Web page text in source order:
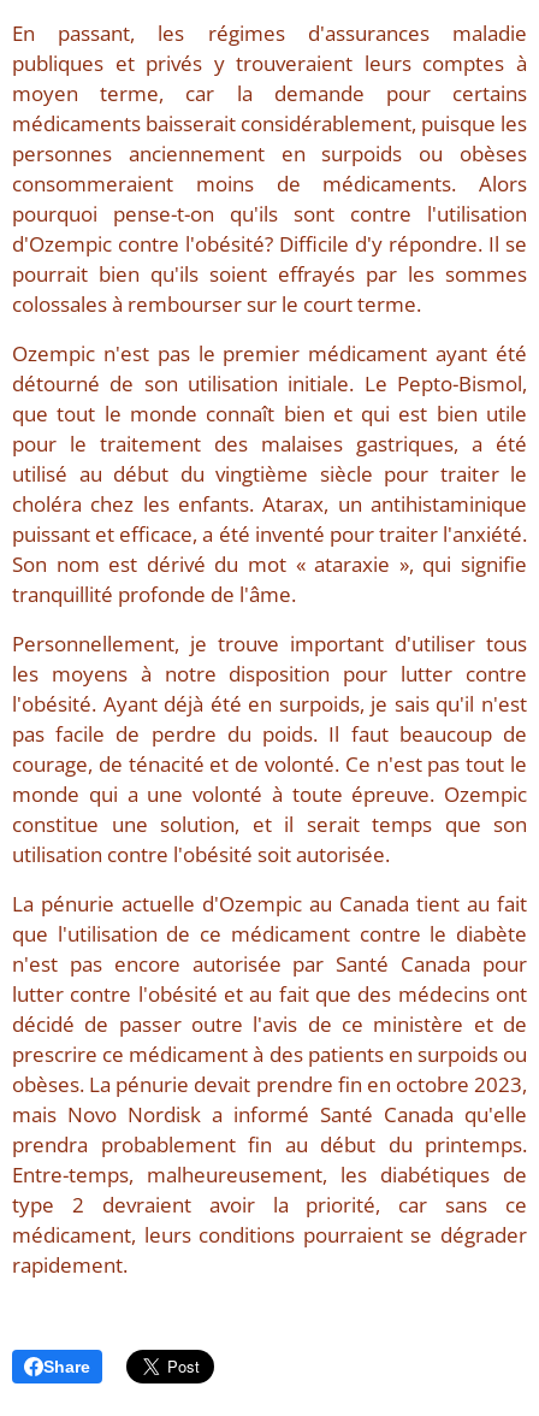
En passant, les régimes d'assurances maladie
publiques et privés y trouveraient leurs comptes à
moyen terme, car la demande pour certains
médicaments baisserait considérablement, puisque les
personnes anciennement en surpoids ou obèses
consommeraient moins de médicaments. Alors
pourquoi pense-t-on qu'ils sont contre l'utilisation
d'Ozempic contre l'obésité? Difficile d'y répondre. Il se
pourrait bien qu'ils soient effrayés par les sommes
colossales à rembourser sur le court terme.
Ozempic n'est pas le premier médicament ayant été
détourné de son utilisation initiale. Le Pepto-Bismol,
que tout le monde connaît bien et qui est bien utile
pour le traitement des malaises gastriques, a été
utilisé au début du vingtième siècle pour traiter le
choléra chez les enfants. Atarax, un antihistaminique
puissant et efficace, a été inventé pour traiter l'anxiété.
Son nom est dérivé du mot « ataraxie », qui signifie
tranquillité profonde de l'âme.
Personnellement, je trouve important d'utiliser tous
les moyens à notre disposition pour lutter contre
l'obésité. Ayant déjà été en surpoids, je sais qu'il n'est
pas facile de perdre du poids. Il faut beaucoup de
courage, de ténacité et de volonté. Ce n'est pas tout le
monde qui a une volonté à toute épreuve. Ozempic
constitue une solution, et il serait temps que son
utilisation contre l'obésité soit autorisée.
La pénurie actuelle d'Ozempic au Canada tient au fait
que l'utilisation de ce médicament contre le diabète
n'est pas encore autorisée par Santé Canada pour
lutter contre l'obésité et au fait que des médecins ont
décidé de passer outre l'avis de ce ministère et de
prescrire ce médicament à des patients en surpoids ou
obèses. La pénurie devait prendre fin en octobre 2023,
mais Novo Nordisk a informé Santé Canada qu'elle
prendra probablement fin au début du printemps.
Entre-temps, malheureusement, les diabétiques de
type 2 devraient avoir la priorité, car sans ce
médicament, leurs conditions pourraient se dégrader
rapidement.
Share